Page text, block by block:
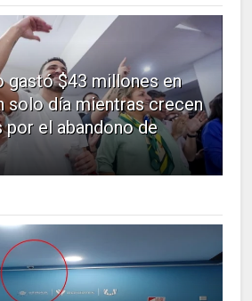
gastó $43 millones en
solo día mientras crecen
el abandono de